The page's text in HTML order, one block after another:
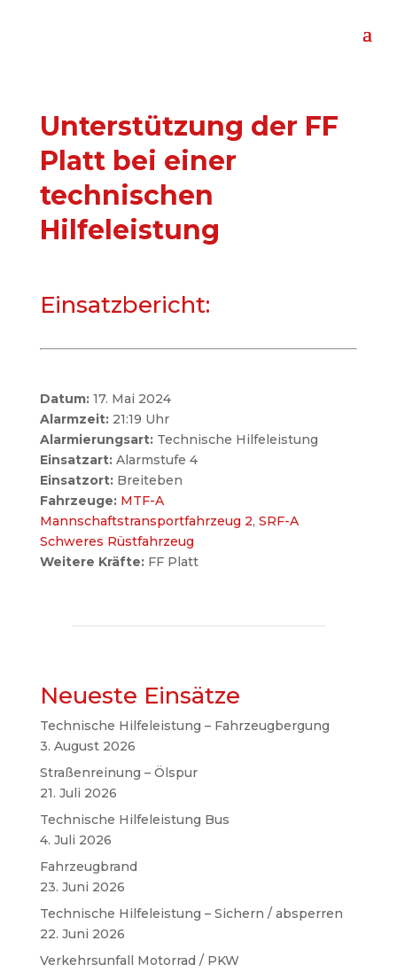
Unterstützung der FF
Platt bei einer
technischen
Hilfeleistung
Einsatzbericht:
Datum:17. Mai 2024
Alarmzeit:21:19 Uhr
Alarmierungsart:Technische Hilfeleistung
Einsatzart:Alarmstufe 4
Einsatzort:Breiteben
Fahrzeuge: MTF-A
Mannschaftstransportfahrzeug 2, SRF-A
Schweres Rüstfahrzeug
Weitere Kräfte:FF Platt
Neueste Einsätze
Technische Hilfeleistung – Fahrzeugbergung
3. August 2026
Straßenreinung – Ölspur
21. Juli 2026
Technische Hilfeleistung Bus
4. Juli 2026
Fahrzeugbrand
23. Juni 2026
Technische Hilfeleistung – Sichern / absperren
22. Juni 2026
Verkehrsunfall Motorrad / PKW